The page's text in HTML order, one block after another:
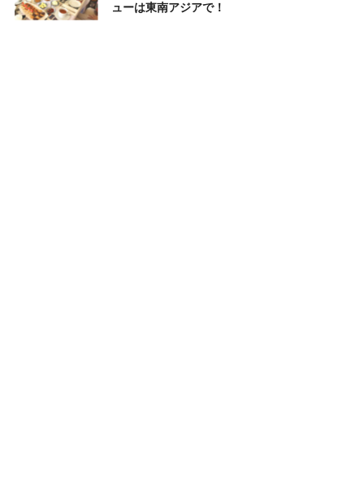
ューは東南アジアで！